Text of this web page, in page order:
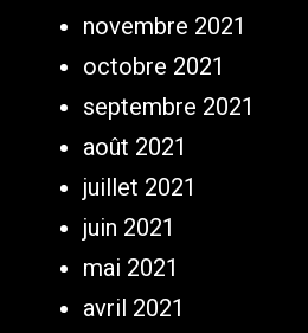
novembre 2021
octobre 2021
septembre 2021
août 2021
juillet 2021
juin 2021
mai 2021
avril 2021